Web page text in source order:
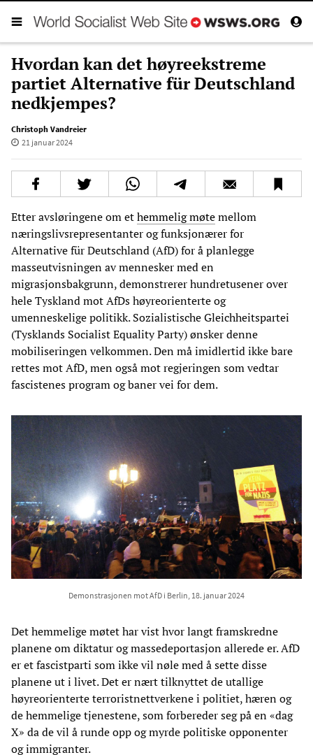
Hvordan kan det høyreekstreme
partiet Alternative für Deutschland
nedkjempes?
Christoph Vandreier
21 januar 2024
Etter avsløringene om ethemmelig møtemellom
næringslivsrepresentanter og funksjonærer for
Alternative für Deutschland (AfD) for å planlegge
masseutvisningen av mennesker med en
migrasjonsbakgrunn, demonstrerer hundretusener over
hele Tyskland mot AfDs høyreorienterte og
umenneskelige politikk. Sozialistische Gleichheitspartei
(Tysklands Socialist Equality Party) ønsker denne
mobiliseringen velkommen. Den må imidlertid ikke bare
rettes mot AfD, men også mot regjeringen som vedtar
fascistenes program og baner vei for dem.
Demonstrasjonen mot AfD i Berlin, 18. januar 2024
Det hemmelige møtet har vist hvor langt framskredne
planene om diktatur og massedeportasjon allerede er. AfD
er et fascistparti som ikke vil nøle med å sette disse
planene ut i livet. Det er nært tilknyttet de utallige
høyreorienterte terroristnettverkene i politiet, hæren og
de hemmelige tjenestene, som forbereder seg på en «dag
X» da de vil å runde opp og myrde politiske opponenter
og immigranter.